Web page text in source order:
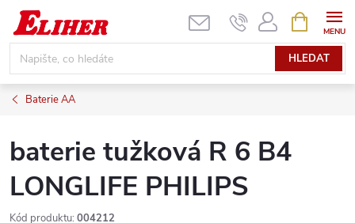
Přejít
obsah
HLEDAT
NÁKUPNÍ
KOŠÍK
Baterie AA
baterie tužková R 6 B4
LONGLIFE PHILIPS
Kód produktu: 004212